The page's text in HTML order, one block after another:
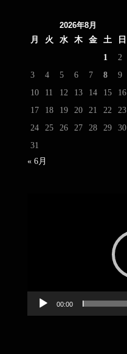
2026年8月
月
火 水 木 金 土
日
1
2
3
4 5 6 7 8
9
10
11 12 13 14 15
16
17
18 19 20 21 22
23
24
25 26 27 28 29
30
31
« 6月
00:00